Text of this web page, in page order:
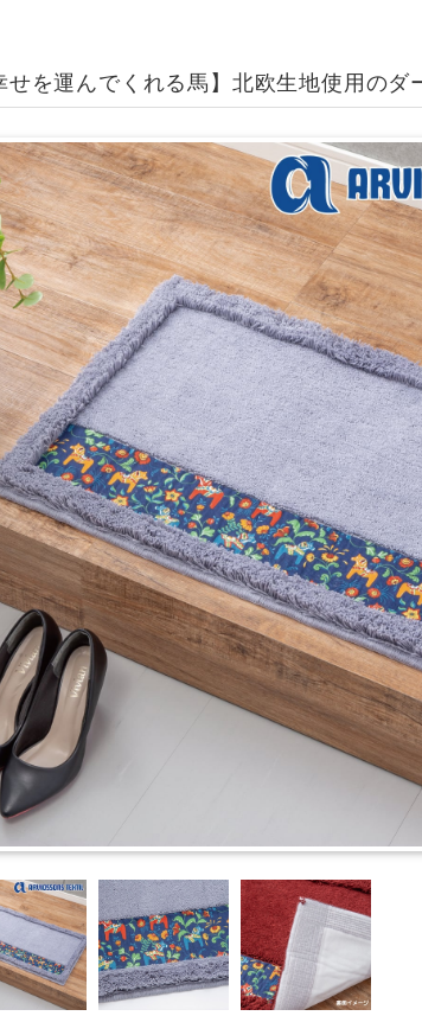
せを運んでくれる馬】北欧生地使用の